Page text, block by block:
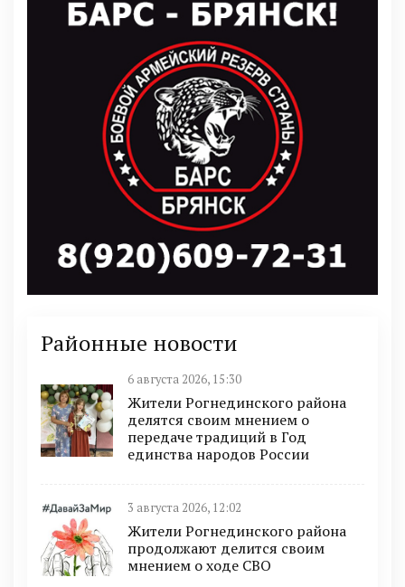
Районные новости
6 августа 2026, 15:30
Жители Рогнединского района
делятся своим мнением о
передаче традиций в Год
единства народов России
3 августа 2026, 12:02
Жители Рогнединского района
продолжают делится своим
мнением о ходе СВО